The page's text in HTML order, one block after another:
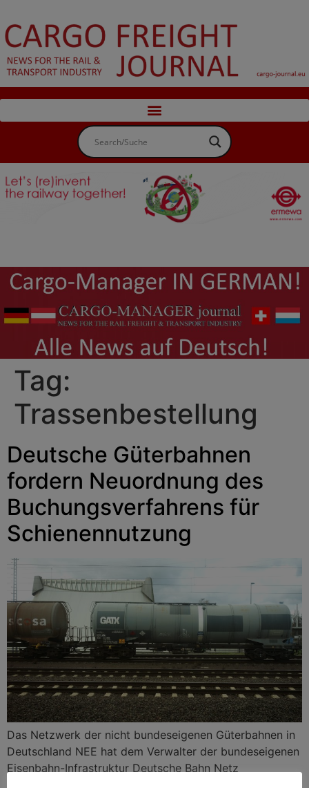
Tag:
Trassenbestellung
Deutsche Güterbahnen
fordern Neuordnung des
Buchungsverfahrens für
Schienennutzung
Das Netzwerk der nicht bundeseigenen Güterbahnen in
Deutschland NEE hat dem Verwalter der bundeseigenen
Eisenbahn-Infrastruktur Deutsche Bahn Netz